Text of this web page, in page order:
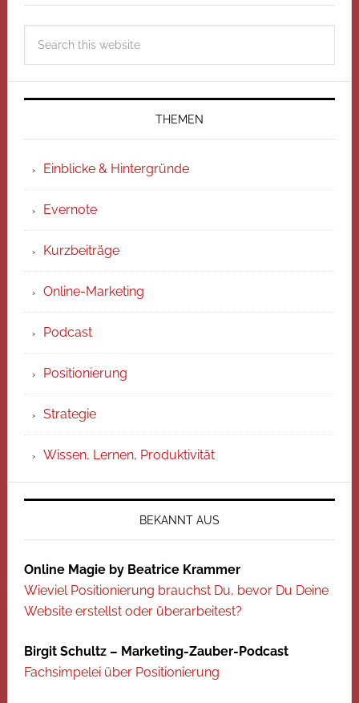
THEMEN
Einblicke & Hintergründe
Evernote
Kurzbeiträge
Online-Marketing
Podcast
Positionierung
Strategie
Wissen, Lernen, Produktivität
BEKANNT AUS
Online Magie by Beatrice Krammer
Wieviel Positionierung brauchst Du, bevor Du Deine
Website erstellst oder überarbeitest?
Birgit Schultz – Marketing-Zauber-Podcast
Fachsimpelei über Positionierung